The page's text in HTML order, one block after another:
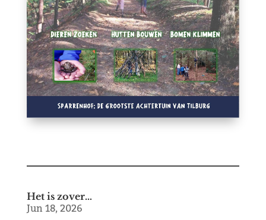
Het is zover…
Jun 18, 2026